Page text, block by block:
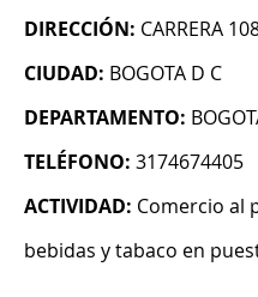
DIRECCIÓN: CARRERA
CIUDAD: BOGOTA D C
DEPARTAMENTO:
TELÉFONO: 3174674405
ACTIVIDAD: Comercio al
bebidas y tabaco en